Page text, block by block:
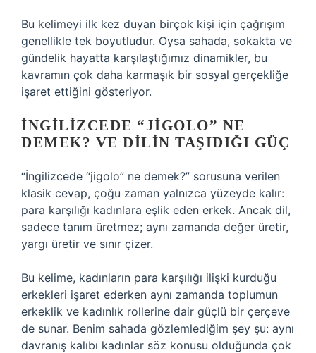
Bu kelimeyi ilk kez duyan birçok kişi için çağrışım
genellikle tek boyutludur. Oysa sahada, sokakta ve
gündelik hayatta karşılaştığımız dinamikler, bu
kavramın çok daha karmaşık bir sosyal gerçekliğe
işaret ettiğini gösteriyor.
İNGILIZCEDE “JIGOLO” NE
DEMEK? VE DILIN TAŞIDIĞI GÜÇ
“İngilizcede “jigolo” ne demek?” sorusuna verilen
klasik cevap, çoğu zaman yalnızca yüzeyde kalır:
para karşılığı kadınlara eşlik eden erkek. Ancak dil,
sadece tanım üretmez; aynı zamanda değer üretir,
yargı üretir ve sınır çizer.
Bu kelime, kadınların para karşılığı ilişki kurduğu
erkekleri işaret ederken aynı zamanda toplumun
erkeklik ve kadınlık rollerine dair güçlü bir çerçeve
de sunar. Benim sahada gözlemlediğim şey şu: aynı
davranış kalıbı kadınlar söz konusu olduğunda çok